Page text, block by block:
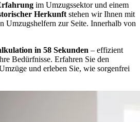
im Umzugssektor und einem
Herkunft stehen wir Ihnen mit
Umzugshelfern zur Seite. Innerhalb von
in 58 Sekunden – effizient
Bedürfnisse. Erfahren Sie den
und erleben Sie, wie sorgenfrei